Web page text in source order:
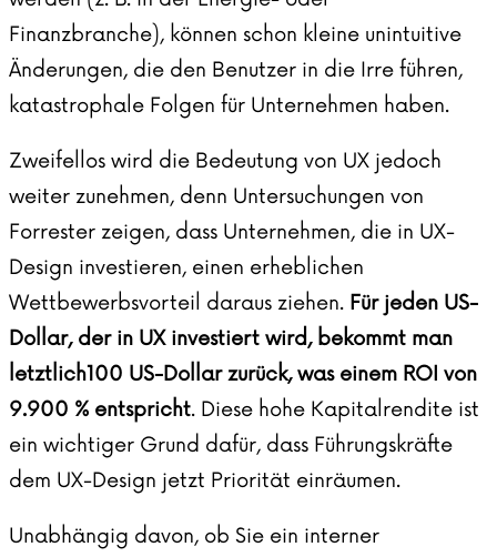
Finanzbranche), können schon kleine unintuitive
Änderungen, die den Benutzer in die Irre führen,
katastrophale Folgen für Unternehmen haben.
Zweifellos wird die Bedeutung von UX jedoch
weiter zunehmen, denn Untersuchungen von
Forrester zeigen, dass Unternehmen, die in UX-
Design investieren, einen erheblichen
Wettbewerbsvorteil daraus ziehen. Für jeden US-
Dollar, der in UX investiert wird, bekommt man
letztlich100 US-Dollar zurück, was einem ROI von
9.900 % entspricht. Diese hohe Kapitalrendite ist
ein wichtiger Grund dafür, dass Führungskräfte
dem UX-Design jetzt Priorität einräumen.
Unabhängig davon, ob Sie ein interner